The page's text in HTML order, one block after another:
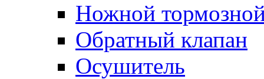
Ножной
Обратный клапан
Осушитель